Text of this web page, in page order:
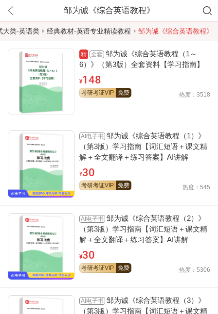
邹为诚《综合英语教程》
大类-英语类 经典教材-英语专业精读教程 邹为诚《综合英语教程》
精 全套 邹为诚《综合英语教程（1～
6）》（第3版）全套资料【学习指南】
¥148
考研考证VIP 免费 热度：3518
AI电子书 邹为诚《综合英语教程（1）》
（第3版）学习指南【词汇短语＋课文精
解＋全文翻译＋练习答案】AI讲解
¥30
考研考证VIP 免费 热度：545
AI电子书 邹为诚《综合英语教程（2）》
（第3版）学习指南【词汇短语＋课文精
解＋全文翻译＋练习答案】AI讲解
¥30
考研考证VIP 免费 热度：5306
AI电子书 邹为诚《综合英语教程（3）》
（第3版）学习指南【词汇短语＋课文精